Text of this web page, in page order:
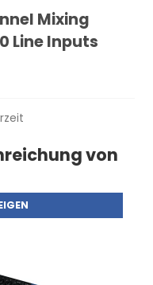
Mixing
Line Inputs
von